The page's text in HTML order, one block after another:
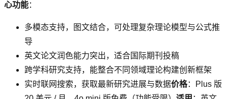
心功能：
多模态支持，图文结合，可处理复杂理论模型与公式推
导
英文论文润色能力突出，适合国际期刊投稿
跨学科研究支持，能整合不同领域理论构建创新框架
实时联网搜索，获取最新研究进展与数据价格：Plus 版